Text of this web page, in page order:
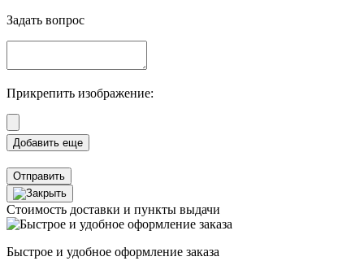
Задать вопрос
Прикрепить изображение:
Отправить
Стоимость доставки и пункты выдачи
Быстрое и удобное оформление заказа